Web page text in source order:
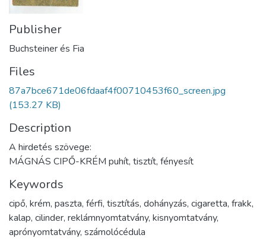
Publisher
Buchsteiner és Fia
Files
87a7bce671de06fdaaf4f00710453f60_screen.jpg
(153.27 KB)
Description
A hirdetés szövege:
MÁGNÁS CIPŐ-KRÉM puhít, tisztít, fényesít
Keywords
cipő, krém, paszta, férfi, tisztítás, dohányzás, cigaretta, frakk,
kalap, cilinder, reklámnyomtatvány, kisnyomtatvány,
aprónyomtatvány, számolócédula